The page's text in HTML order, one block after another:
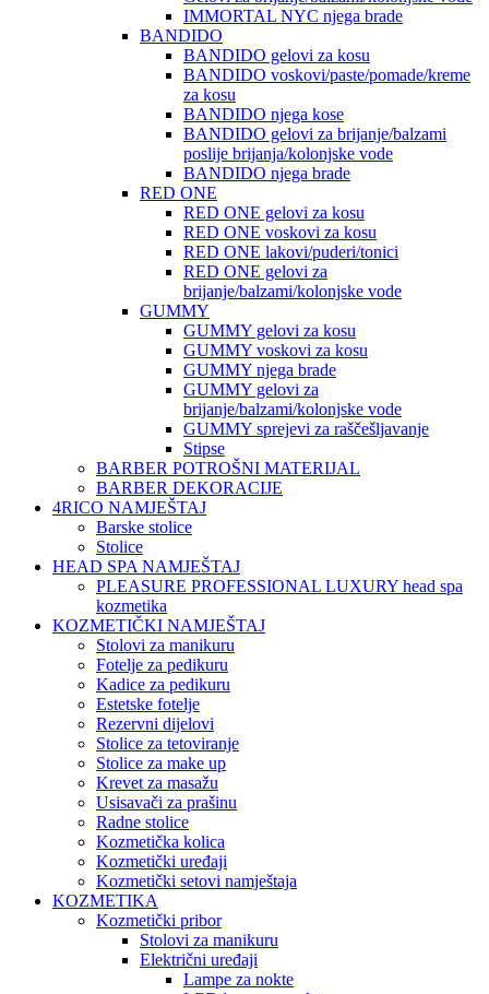
IMMORTAL NYC njega brade
BANDIDO
BANDIDO gelovi za kosu
BANDIDO voskovi/paste/pomade/kreme
za kosu
BANDIDO njega kose
BANDIDO gelovi za brijanje/balzami
poslije brijanja/kolonjske vode
BANDIDO njega brade
RED ONE
RED ONE gelovi za kosu
RED ONE voskovi za kosu
RED ONE lakovi/puderi/tonici
RED ONE gelovi za
brijanje/balzami/kolonjske vode
GUMMY
GUMMY gelovi za kosu
GUMMY voskovi za kosu
GUMMY njega brade
GUMMY gelovi za
brijanje/balzami/kolonjske vode
GUMMY sprejevi za raščešljavanje
Stipse
BARBER POTROŠNI MATERIJAL
BARBER DEKORACIJE
4RICO NAMJEŠTAJ
Barske stolice
Stolice
HEAD SPA NAMJEŠTAJ
PLEASURE PROFESSIONAL LUXURY head spa
kozmetika
KOZMETIČKI NAMJEŠTAJ
Stolovi za manikuru
Fotelje za pedikuru
Kadice za pedikuru
Estetske fotelje
Rezervni dijelovi
Stolice za tetoviranje
Stolice za make up
Krevet za masažu
Usisavači za prašinu
Radne stolice
Kozmetička kolica
Kozmetički uređaji
Kozmetički setovi namještaja
KOZMETIKA
Kozmetički pribor
Stolovi za manikuru
Električni uređaji
Lampe za nokte